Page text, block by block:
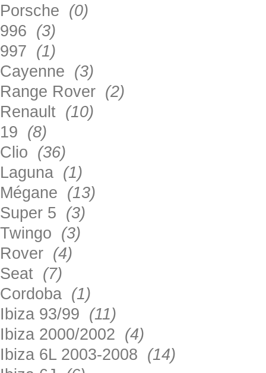
Porsche (0)
996 (3)
997 (1)
Cayenne (3)
Range Rover (2)
Renault (10)
19 (8)
Clio (36)
Laguna (1)
Mégane (13)
Super 5 (3)
Twingo (3)
Rover (4)
Seat (7)
Cordoba (1)
Ibiza 93/99 (11)
Ibiza 2000/2002 (4)
Ibiza 6L 2003-2008 (14)